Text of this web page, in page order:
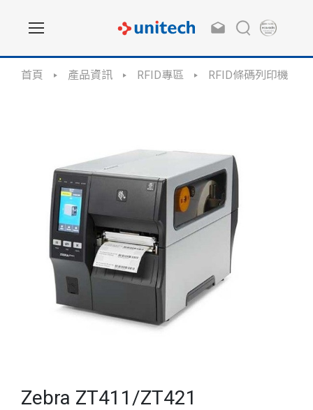
首頁 產品資訊 RFID專區 RFID條碼列印機
Zebra ZT411/ZT421